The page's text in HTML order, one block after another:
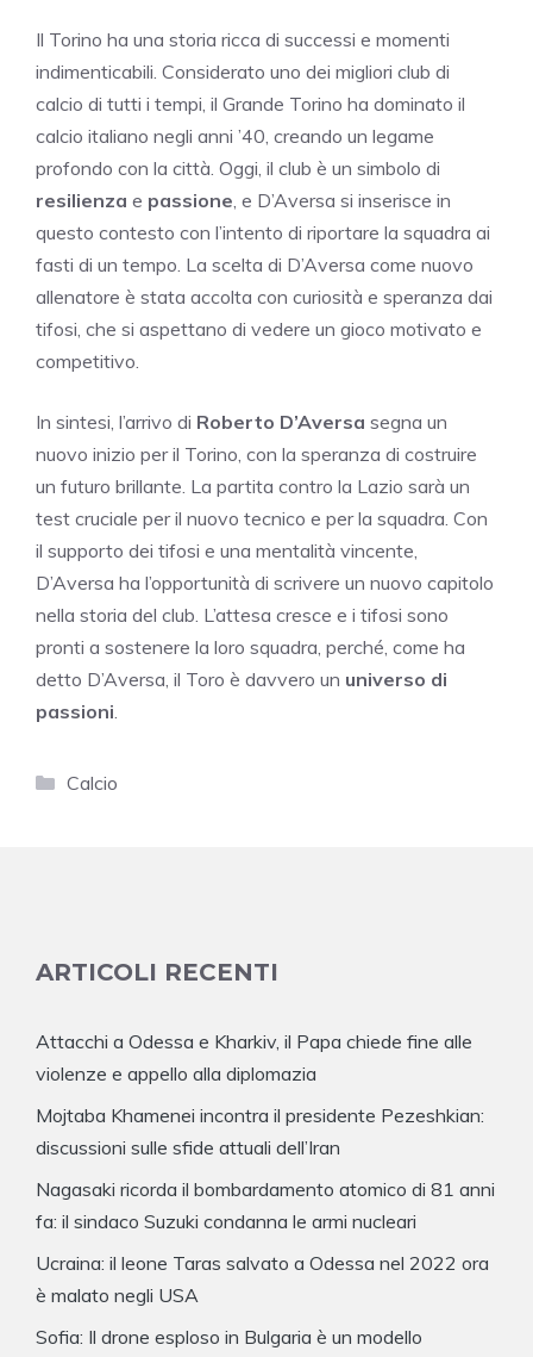
Il Torino ha una storia ricca di successi e momenti
indimenticabili. Considerato uno dei migliori club di
calcio di tutti i tempi, il Grande Torino ha dominato il
calcio italiano negli anni ’40, creando un legame
profondo con la città. Oggi, il club è un simbolo di
resilienza e passione , e D’Aversa si inserisce in
questo contesto con l’intento di riportare la squadra ai
fasti di un tempo. La scelta di D’Aversa come nuovo
allenatore è stata accolta con curiosità e speranza dai
tifosi, che si aspettano di vedere un gioco motivato e
competitivo.
In sintesi, l’arrivo di Roberto D’Aversa segna un
nuovo inizio per il Torino, con la speranza di costruire
un futuro brillante. La partita contro la Lazio sarà un
test cruciale per il nuovo tecnico e per la squadra. Con
il supporto dei tifosi e una mentalità vincente,
D’Aversa ha l’opportunità di scrivere un nuovo capitolo
nella storia del club. L’attesa cresce e i tifosi sono
pronti a sostenere la loro squadra, perché, come ha
detto D’Aversa, il Toro è davvero un universo di
passioni
Categorie
Calcio
ARTICOLI RECENTI
Attacchi a Odessa e Kharkiv, il Papa chiede fine alle
violenze e appello alla diplomazia
Mojtaba Khamenei incontra il presidente Pezeshkian:
discussioni sulle sfide attuali dell’Iran
Nagasaki ricorda il bombardamento atomico di 81 anni
fa: il sindaco Suzuki condanna le armi nucleari
Ucraina: il leone Taras salvato a Odessa nel 2022 ora
è malato negli USA
Sofia: Il drone esploso in Bulgaria è un modello